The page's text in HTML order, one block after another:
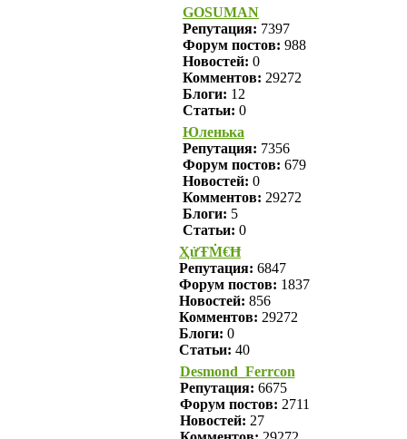
GOSUMAN
Репутация: 7397
Форум постов: 988
Новостей: 0
Комментов: 29272
Блоги: 12
Статьи: 0
Юленька
Репутация: 7356
Форум постов: 679
Новостей: 0
Комментов: 29272
Блоги: 5
Статьи: 0
ҲửŦṀ€Ħ
Репутация: 6847
Форум постов: 1837
Новостей: 856
Комментов: 29272
Блоги: 0
Статьи: 40
Desmond_Ferrcon
Репутация: 6675
Форум постов: 2711
Новостей: 27